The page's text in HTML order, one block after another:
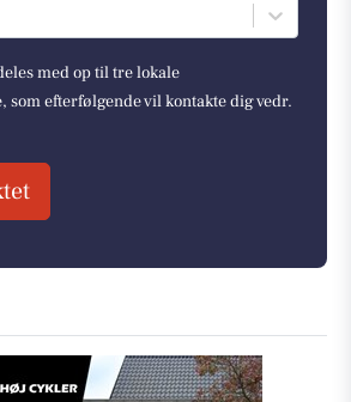
med op til tre lokale
efterfølgende vil kontakte dig vedr.